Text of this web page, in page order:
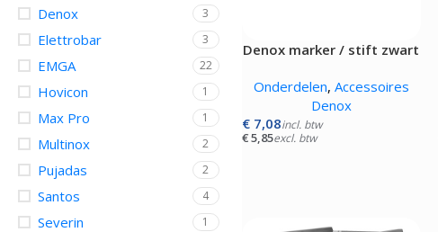
DRANKAPPARATUUR
Citruspersen - Juicers
Koude Drankdispensers
Milkshakers
Warme Drankdispensers
Waterkokers
MAGNETRONS
High-Speed Ovens
Magnetrons
Rookovens
Speciale Ovens
Denox 3
Elettrobar 3
EMGA 22
Hovicon 1
Max Pro 1
Multinox 2
Pujadas 2
Santos 4
Severin 1
Denox marker / stift zwart
Onderdelen, Accessoires
Denox
€7,08incl. btw
€5,85excl. btw